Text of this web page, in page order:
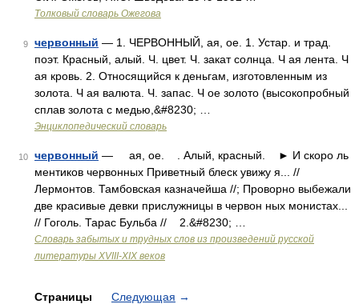
Толковый словарь Ожегова
9 червонный — 1. ЧЕРВОННЫЙ, ая, ое. 1. Устар. и трад.
поэт. Красный, алый. Ч. цвет. Ч. закат солнца. Ч ая лента. Ч
ая кровь. 2. Относящийся к деньгам, изготовленным из
золота. Ч ая валюта. Ч. запас. Ч ое золото (высокопробный
сплав золота с медью,&#8230; …
Энциклопедический словарь
10 червонный — ая, ое. . Алый, красный. ► И скоро ль
ментиков червонных Приветный блеск увижу я... //
Лермонтов. Тамбовская казначейша //; Проворно выбежали
две красивые девки прислужницы в червон ных монистах...
// Гоголь. Тарас Бульба // 2.&#8230; …
Словарь забытых и трудных слов из произведений русской
литературы ХVIII-ХIХ веков
Страницы Следующая →